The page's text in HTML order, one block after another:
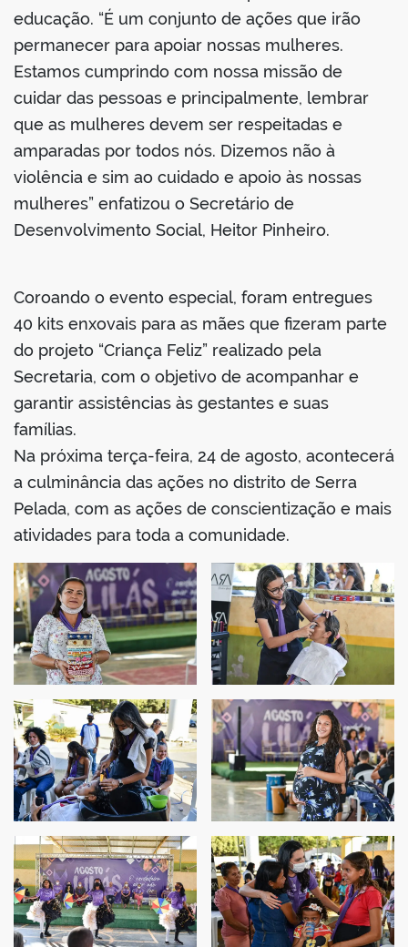
educação. “É um conjunto de ações que irão
permanecer para apoiar nossas mulheres.
Estamos cumprindo com nossa missão de
cuidar das pessoas e principalmente, lembrar
que as mulheres devem ser respeitadas e
amparadas por todos nós. Dizemos não à
violência e sim ao cuidado e apoio às nossas
mulheres” enfatizou o Secretário de
Desenvolvimento Social, Heitor Pinheiro.
Coroando o evento especial, foram entregues
40 kits enxovais para as mães que fizeram parte
do projeto “Criança Feliz” realizado pela
Secretaria, com o objetivo de acompanhar e
garantir assistências às gestantes e suas
famílias.
Na próxima terça-feira, 24 de agosto, acontecerá
a culminância das ações no distrito de Serra
Pelada, com as ações de conscientização e mais
atividades para toda a comunidade.